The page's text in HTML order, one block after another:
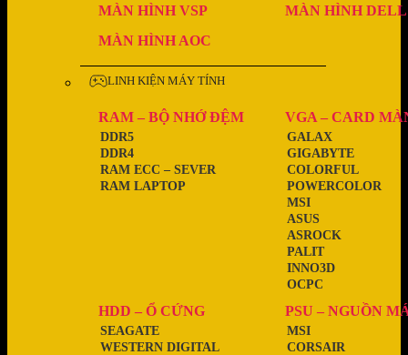
MÀN HÌNH VSP
MÀN HÌNH DELL
MÀN HÌNH AOC
LINH KIỆN MÁY TÍNH
RAM – BỘ NHỚ ĐỆM
RAM LAPTOP
RAM ECC – SEVER
DDR4
DDR5
VGA – CARD
OCPC
INNO3D
PALIT
ASROCK
ASUS
MSI
POWERCOLOR
COLORFUL
GIGABYTE
GALAX
HDD – Ổ CỨNG
WESTERN DIGITAL
SEAGATE
PSU – NGUỒN
CORSAIR
MSI